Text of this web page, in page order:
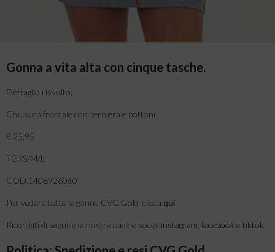
Gonna a vita alta con cinque tasche.
Dettaglio risvolto.
Chiusura frontale con cerniera e bottoni.
€ 25,95
TG./S/M/L
COD.1408926060
Per vedere tutte le gonne CVG Gold clicca qui
Ricordati di seguire le nostre pagine social instagram facebook e tiktok